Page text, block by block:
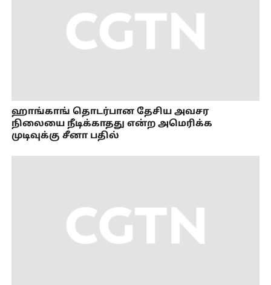
ஹாங்காங் தொடர்பான தேசிய அவசர
நிலையை நீடிக்காதது என்ற அமெரிக்க
முடிவுக்கு சீனா பதில்